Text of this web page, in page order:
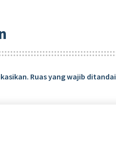
Ruas yang wajib ditandai